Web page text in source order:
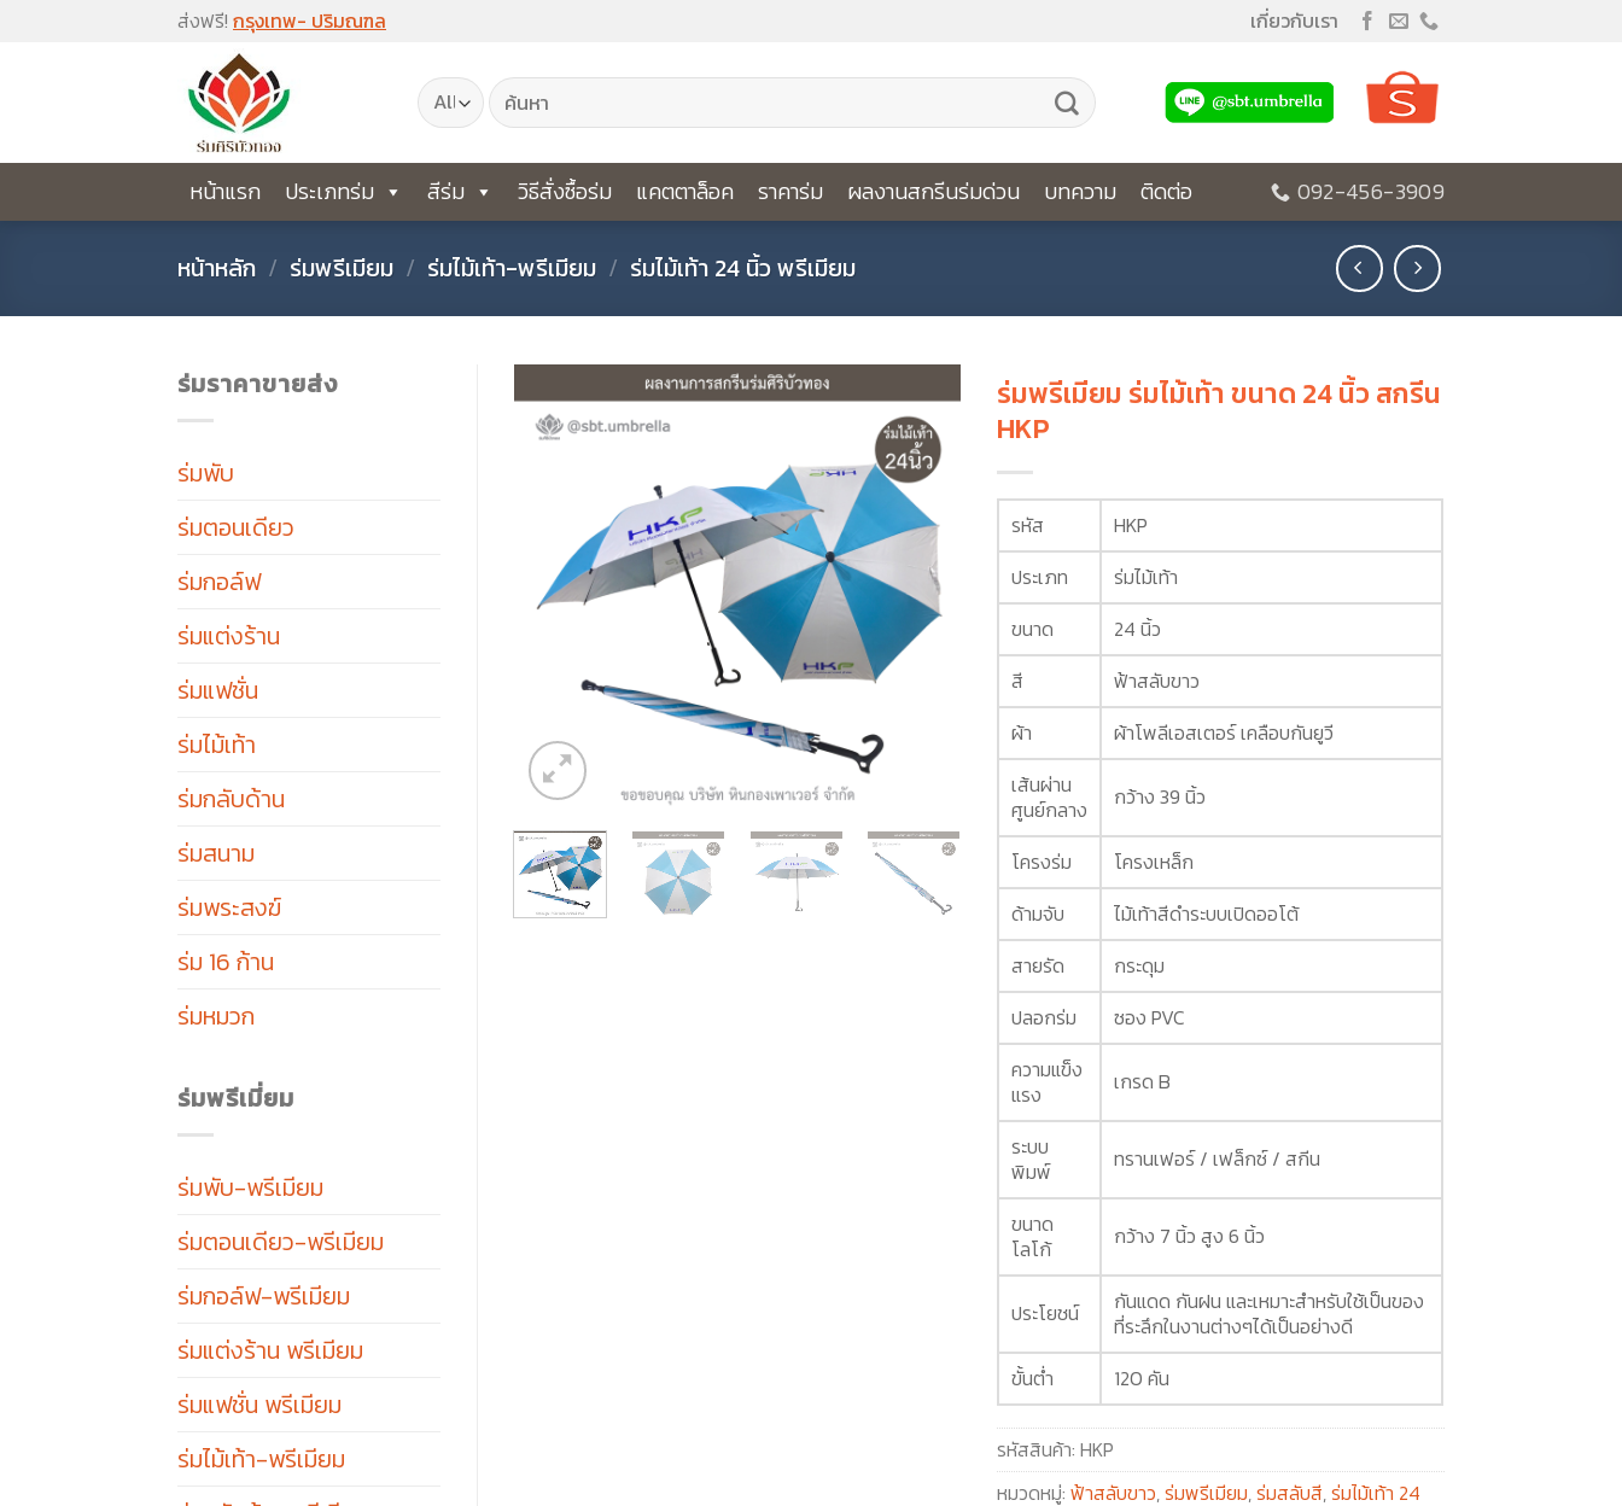
ส่งฟรี! กรุงเทพ- ปริมณฑล เกี่ยวกับเรา
ค้นหา:
หน้าแรก ประเภทร่ม สีร่ม วิธีสั่งซื้อร่ม แคตตาล็อค ราคาร่ม ผลงานสกรีนร่มด่วน บทความ ติดต่อ 092-456-3909
หน้าหลัก / ร่มพรีเมียม / ร่มไม้เท้า-พรีเมียม / ร่มไม้เท้า 24 นิ้ว พรีเมียม
ร่มราคาขายส่ง
ร่มพับ
ร่มตอนเดียว
ร่มกอล์ฟ
ร่มแต่งร้าน
ร่มแฟชั่น
ร่มไม้เท้า
ร่มกลับด้าน
ร่มสนาม
ร่มพระสงฆ์
ร่ม 16 ก้าน
ร่มหมวก
ร่มพรีเมี่ยม
ร่มพับ-พรีเมียม
ร่มตอนเดียว-พรีเมียม
ร่มกอล์ฟ-พรีเมียม
ร่มแต่งร้าน พรีเมียม
ร่มแฟชั่น พรีเมียม
ร่มไม้เท้า-พรีเมียม
ร่มพรีเมียม ร่มไม้เท้า ขนาด 24 นิ้ว สกรีน
HKP
รหัส
HKP
ประเภท
ร่มไม้เท้า
ขนาด
24 นิ้ว
สี
ฟ้าสลับขาว
ผ้า
ผ้าโพลีเอสเตอร์ เคลือบกันยูวี
เส้นผ่าน
ศูนย์กลาง
กว้าง 39 นิ้ว
โครงร่ม
โครงเหล็ก
ด้ามจับ
ไม้เท้าสีดำระบบเปิดออโต้
สายรัด
กระดุม
ปลอกร่ม
ซอง PVC
ความแข็ง
แรง
เกรด B
ระบบ
พิมพ์
ทรานเฟอร์ / เฟล็กซ์ / สกีน
ขนาด
โลโก้
กว้าง 7 นิ้ว สูง 6 นิ้ว
ประโยชน์
กันแดด กันฝน และเหมาะสำหรับใช้เป็นของ
ที่ระลึกในงานต่างๆได้เป็นอย่างดี
ขั้นต่ำ
120 คัน
รหัสสินค้า:HKP
หมวดหมู่:ฟ้าสลับขาว,ร่มพรีเมียม,ร่มสลับสี,ร่มไม้เท้า 24